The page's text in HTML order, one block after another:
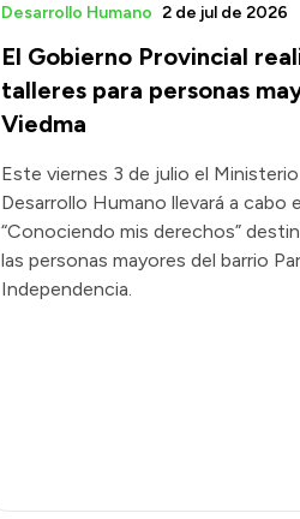
El Gobierno Provincial
talleres para personas
Viedma
Desarrollo Humano 2 de jul de 2026
Este viernes 3 de julio el
Desarrollo Humano llevará a cabo
“Conociendo mis derechos”
las personas mayores del barrio
Independencia.